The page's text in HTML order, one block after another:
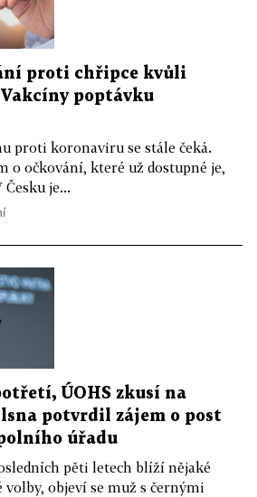
proti chřipce kvůli
poptávku
proti koronaviru se stále čeká.
o očkování, které už dostupné je,
je...
ÚOHS zkusí na
potvrdil zájem o post
úřadu
pěti letech blíží nějaké
objeví se muž s černými